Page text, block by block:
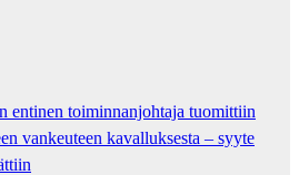
entinen toiminnanjohtaja tuo­mit­tiin
van­keu­teen ka­val­luk­ses­ta – syyte